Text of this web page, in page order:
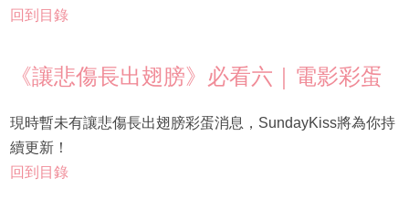
回到目錄
《讓悲傷長出翅膀》必看六｜電影彩蛋
現時暫未有讓悲傷長出翅膀彩蛋消息，SundayKiss將為你持
續更新！
回到目錄